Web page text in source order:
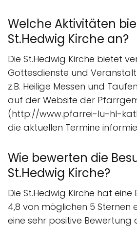
Welche Aktivitäten
St.Hedwig Kirche an?
Die St.Hedwig Kirche bietet
Gottesdienste und
z.B. Heilige Messen und
auf der Website der
(http://www.pfarrei-lu-hl-
die aktuellen Termine
Wie bewerten die
St.Hedwig Kirche?
Die St.Hedwig Kirche hat
4,8 von möglichen 5 Sternen
eine sehr positive Bewertung